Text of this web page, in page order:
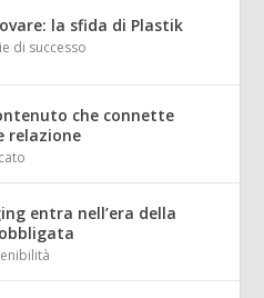
la sfida di Plastik
di successo
che connette
relazione
entra nell’era della